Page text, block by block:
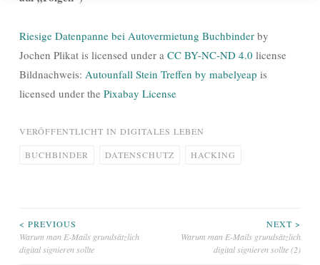
Riesige Datenpanne bei Autovermietung Buchbinder by
Jochen Plikat is licensed under a CC BY-NC-ND 4.0 license
Bildnachweis: Autounfall Stein Treffen by mabelyeap is
licensed under the Pixabay License
VERÖFFENTLICHT IN DIGITALES LEBEN
BUCHBINDER DATENSCHUTZ HACKING
Beitragsnavigation
< PREVIOUS
Warum man E-Mails grundsätzlich
digital signieren sollte
NEXT >
Warum man E-Mails grundsätzlich
digital signieren sollte (2)